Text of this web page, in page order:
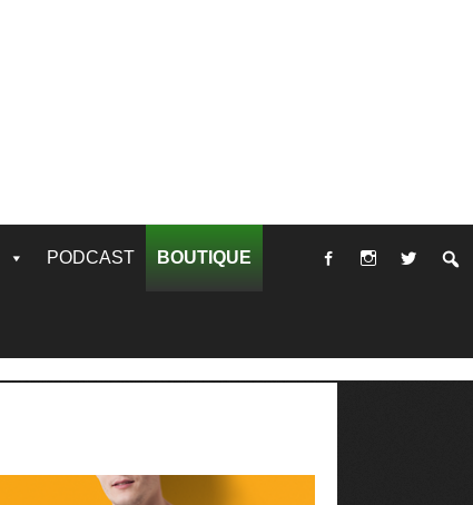
PODCAST BOUTIQUE